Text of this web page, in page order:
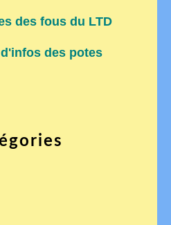
des fous du LTD
des potes